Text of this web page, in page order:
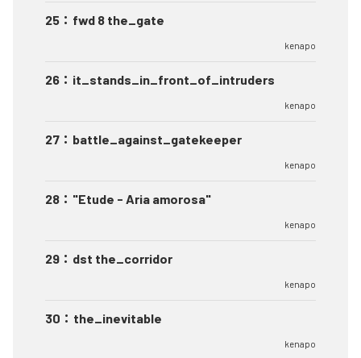
25 ： fwd 8 the_gate
kenapo
26 ： it_stands_in_front_of_intruders
kenapo
27 ： battle_against_gatekeeper
kenapo
28 ： "Etude - Aria amorosa"
kenapo
29 ： dst the_corridor
kenapo
30 ： the_inevitable
kenapo